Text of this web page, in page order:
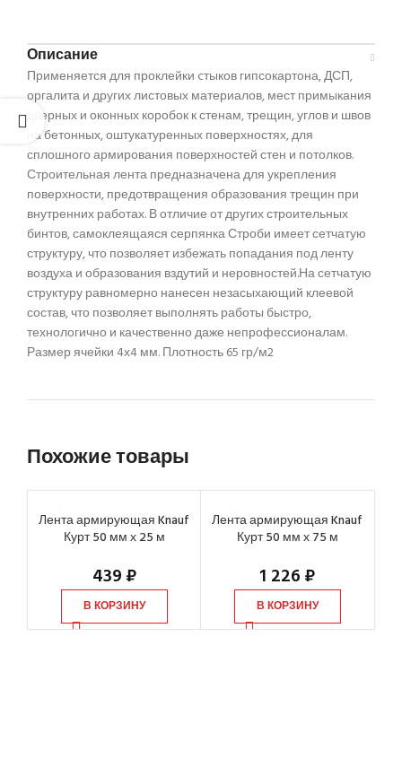
Описание
Применяется для проклейки cтыков гипсокартона, ДСП,
оргалита и других листовых материалов, мест примыкания
дверных и оконных коробок к стенам, трещин, углов и швов
на бетонных, оштукатуренных поверхностях, для
сплошного армирования поверхностей стен и потолков.
Строительная лента предназначена для укрепления
поверхности, предотвращения образования трещин при
внутренних работах. В отличие от других строительных
бинтов, самоклеящаяся серпянка Строби имеет сетчатую
структуру, что позволяет избежать попадания под ленту
воздуха и образования вздутий и неровностей.На сетчатую
структуру равномерно нанесен незасыхающий клеевой
состав, что позволяет выполнять работы быстро,
технологично и качественно даже непрофессионалам.
Размер ячейки 4х4 мм. Плотность 65 гр/м2
Похожие товары
Лента армирующая Knauf
Курт 50 мм х 25 м
439₽
В КОРЗИНУ
Лента армирующая Knauf
Курт 50 мм х 75 м
1 226₽
В КОРЗИНУ